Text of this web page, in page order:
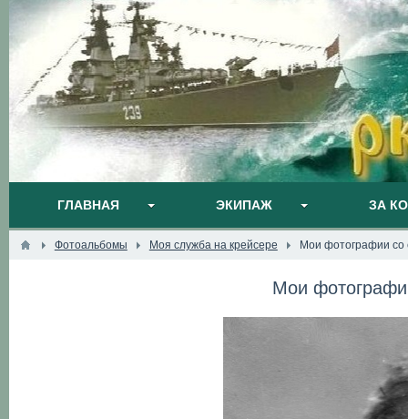
ГЛАВНАЯ ЭКИПАЖ ЗА
Фотоальбомы Моя служба на крейсере Мои фотографии со
Мои